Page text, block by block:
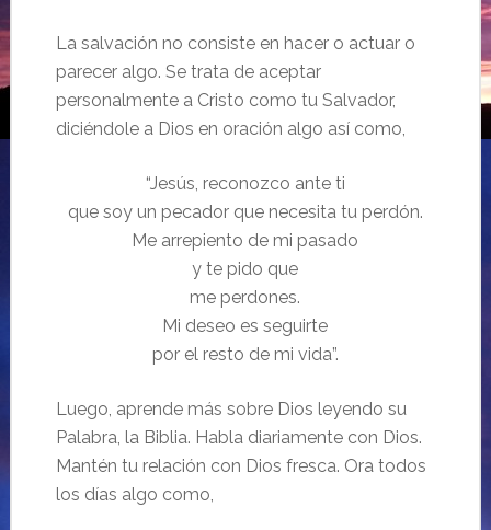
La salvación no consiste en hacer o actuar o
parecer algo. Se trata de aceptar
personalmente a Cristo como tu Salvador,
diciéndole a Dios en oración algo así como,
“Jesús, reconozco ante ti
que soy un pecador que necesita tu perdón.
Me arrepiento de mi pasado
y te pido que
me perdones.
Mi deseo es seguirte
por el resto de mi vida”.
Luego, aprende más sobre Dios leyendo su
Palabra, la Biblia. Habla diariamente con Dios.
Mantén tu relación con Dios fresca. Ora todos
los días algo como,